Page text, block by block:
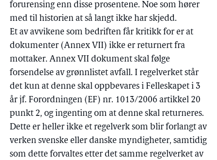
forurensing enn disse prosentene. Noe som hører
med til historien at så langt ikke har skjedd.
Et av avvikene som bedriften får kritikk for er at
dokumenter (Annex VII) ikke er returnert fra
mottaker. Annex VII dokument skal følge
forsendelse av grønnlistet avfall. I regelverket står
det kun at denne skal oppbevares i Felleskapet i 3
år jf. Forordningen (EF) nr. 1013/2006 artikkel 20
punkt 2, og ingenting om at denne skal returneres.
Dette er heller ikke et regelverk som blir forlangt av
verken svenske eller danske myndigheter, samtidig
som dette forvaltes etter det samme regelverket av